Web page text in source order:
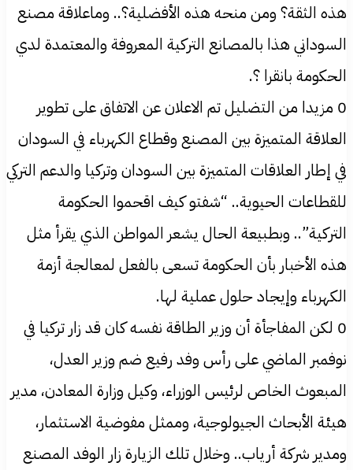
هذه الثقة؟ ومن منحه هذه الأفضلية؟.. وماعلاقة مصنع
السوداني هذا بالمصانع التركية المعروفة والمعتمدة لدي
الحكومة بانقرا ؟.
0 مزيدا من التضليل تم الاعلان عن الاتفاق على تطوير
العلاقة المتميزة بين المصنع وقطاع الكهرباء في السودان
في إطار العلاقات المتميزة بين السودان وتركيا والدعم التركي
للقطاعات الحيوية.. “شفتو كيف اقحموا الحكومة
التركية”.. وبطبيعة الحال يشعر المواطن الذي يقرأ مثل
هذه الأخبار بأن الحكومة تسعى بالفعل لمعالجة أزمة
الكهرباء وإيجاد حلول عملية لها.
0 لكن المفاجأة أن وزير الطاقة نفسه كان قد زار تركيا في
نوفمبر الماضي على رأس وفد رفيع ضم وزير العدل،
المبعوث الخاص لرئيس الوزراء، وكيل وزارة المعادن، مدير
هيئة الأبحاث الجيولوجية، وممثل مفوضية الاستثمار،
ومدير شركة أرياب.. وخلال تلك الزيارة زار الوفد المصنع